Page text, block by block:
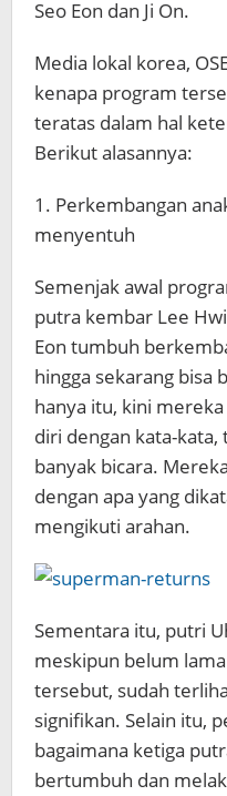
Seo Eon dan Ji On.
Media lokal korea,
kenapa program
teratas dalam hal
Berikut alasannya:
1. Perkembangan
menyentuh
Semenjak awal
putra kembar Lee Hwi
Eon tumbuh
hingga sekarang bisa
hanya itu, kini
diri dengan kata-kata,
banyak bicara.
dengan apa yang
mengikuti arahan.
Sementara itu, putri
meskipun belum
tersebut, sudah
signifikan. Selain itu,
bagaimana ketiga
bertumbuh dan